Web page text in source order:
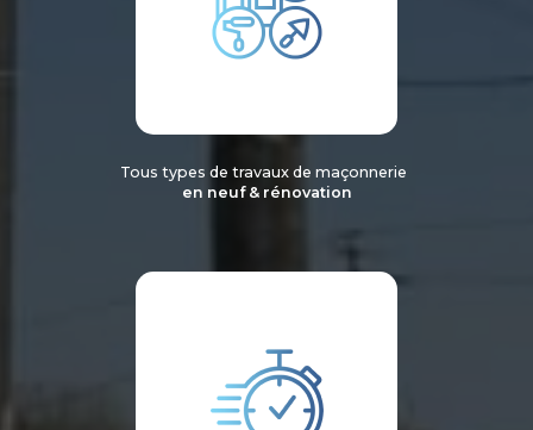
Tous types de travaux de maçonnerie
en neuf & rénovation